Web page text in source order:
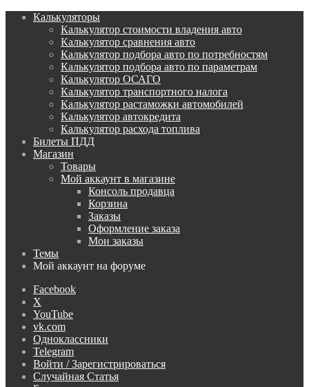
Калькуляторы
Калькулятор стоимости владения авто
Калькулятор сравнения авто
Калькулятор подбора авто по потребностям
Калькулятор подбора авто по параметрам
Калькулятор ОСАГО
Калькулятор транспортного налога
Калькулятор растаможки автомобилей
Калькулятор автокредита
Калькулятор расхода топлива
Билеты ПДД
Магазин
Товары
Мой аккаунт в магазине
Консоль продавца
Корзина
Заказы
Оформление заказа
Мои заказы
Темы
Мой аккаунт на форуме
Facebook
X
YouTube
vk.com
Одноклассники
Telegram
Войти / Зарегистрироваться
Случайная Статья